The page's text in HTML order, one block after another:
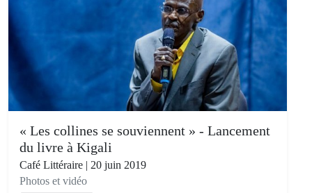
« Les collines se souviennent » - Lancement
du livre à Kigali
Café Littéraire | 20 juin 2019
Photos et vidéo